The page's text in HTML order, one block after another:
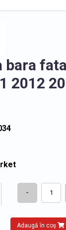
2012
-
Adaugă în coș